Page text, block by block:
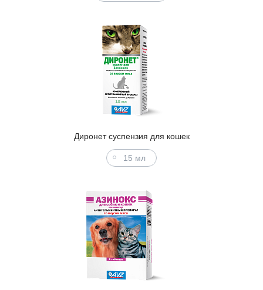
Диронет суспензия для кошек
15 мл